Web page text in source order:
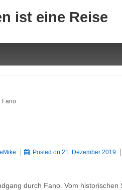
ist eine Reise
Fano
Posted on21. Dezember 2019
durch Fano. Vom historischen